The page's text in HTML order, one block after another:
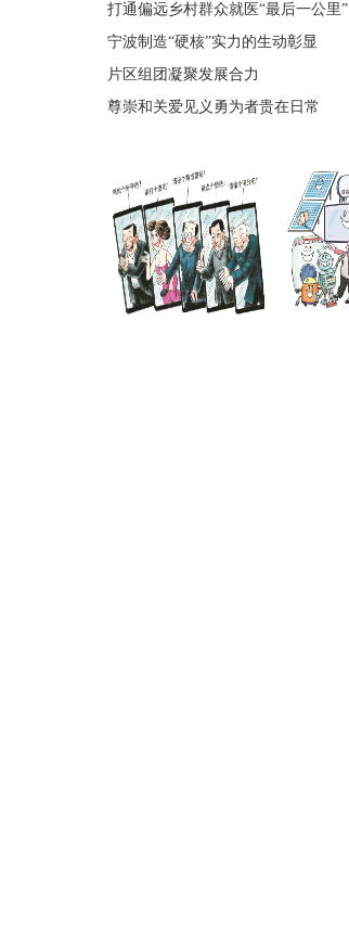
打通偏远乡村群众就医“最后一公里”
宁波制造“硬核”实力的生动彰显
片区组团凝聚发展合力
尊崇和关爱见义勇为者贵在日常